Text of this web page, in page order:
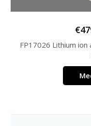
€
FP17026 Lithium ion